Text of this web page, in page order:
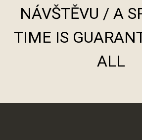
NÁVŠTĚVU / A
TIME IS
ALL